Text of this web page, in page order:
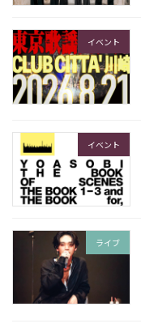
イベント
イベント
ライブ